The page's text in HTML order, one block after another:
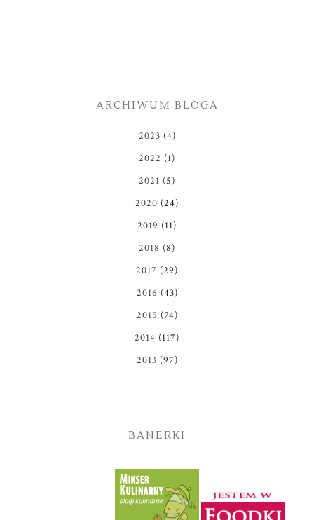
ARCHIWUM BLOGA
2023 (4)
2022 (1)
2021 (5)
2020 (24)
2019 (11)
2018 (8)
2017 (29)
2016 (43)
2015 (74)
2014 (117)
2013 (97)
BANERKI